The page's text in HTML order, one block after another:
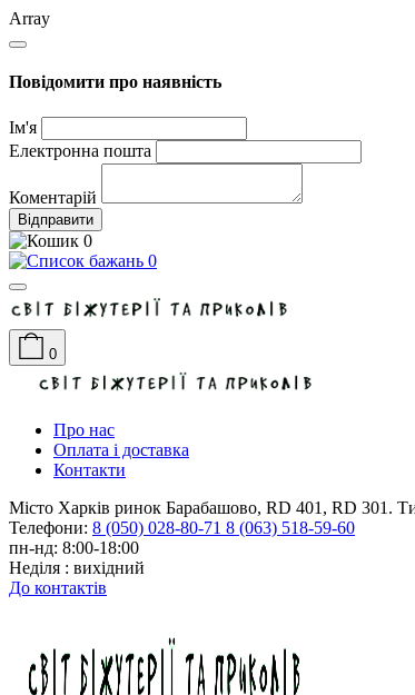
Array
Повідомити про наявність
Ім'я
Електронна пошта
Коментарій
Відправити
0
0
0
Про нас
Оплата і доставка
Контакти
Місто Харків ринок Барабашово, RD 401, RD 301.
Телефони: 8 (050) 028-80-71 8 (063) 518-59-60
пн-нд: 8:00-18:00
Неділя : вихідний
До контактів